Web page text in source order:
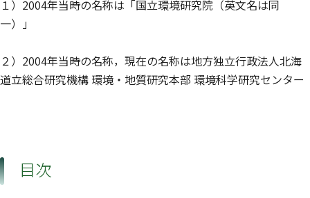
１）2004年当時の名称は「国立環境研究院（英文名は同
一）」
２）2004年当時の名称，現在の名称は地方独立行政法人北海
道立総合研究機構 環境・地質研究本部 環境科学研究センター
目次